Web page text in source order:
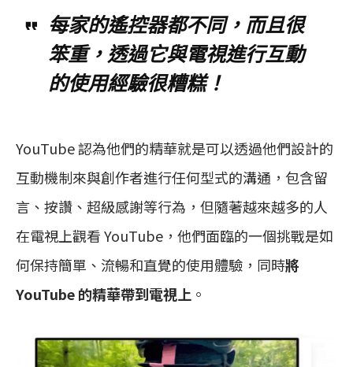
每家的遙控器都不同，而且很
笨重，透過它與電視進行互動
的使用經驗很糟糕！
YouTube 認為他們的精華就是可以透過他們設計的
互動機制來與創作者進行任何型式的溝通，包含留
言、按讚、超級感謝等行為，但隨著越來越多的人
在電視上觀看 YouTube，他們面臨的一個挑戰是如
何保持簡單、流暢和直覺的使用體驗，同時將
YouTube 的精華帶到電視上 。